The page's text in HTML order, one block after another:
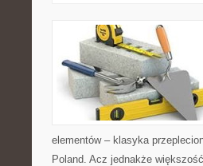
elementów – klasyka
Poland. Acz jednakże